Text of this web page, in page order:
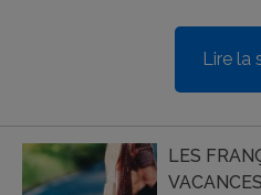
Lire la
LES